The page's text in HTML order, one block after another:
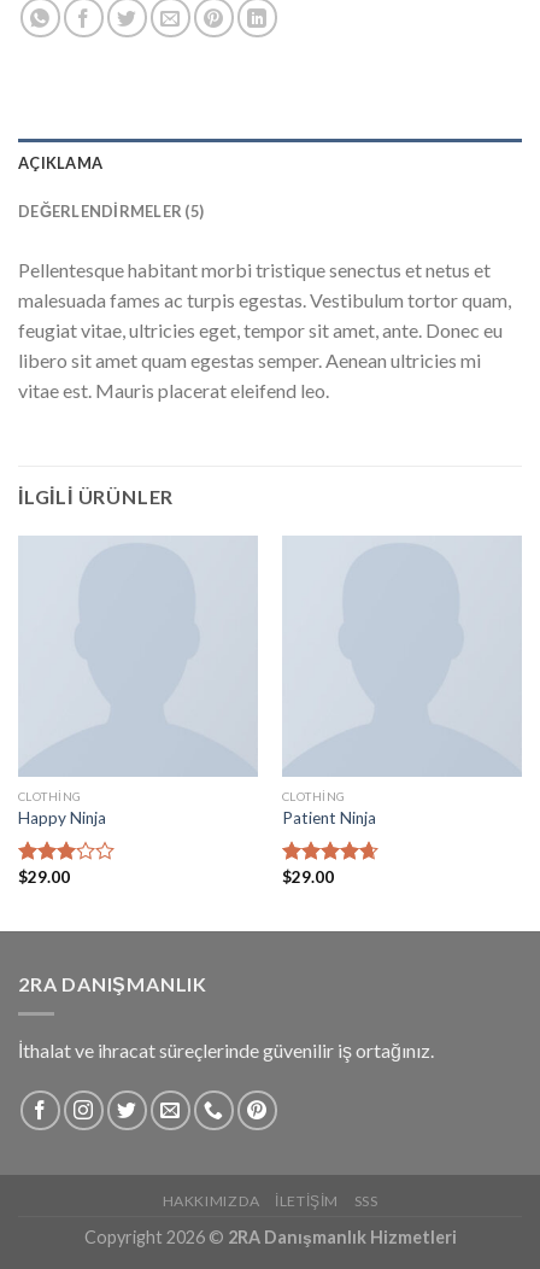
AÇIKLAMA
DEĞERLENDIRMELER (5)
Pellentesque habitant morbi tristique senectus et netus et
malesuada fames ac turpis egestas. Vestibulum tortor quam,
feugiat vitae, ultricies eget, tempor sit amet, ante. Donec eu
libero sit amet quam egestas semper. Aenean ultricies mi
vitae est. Mauris placerat eleifend leo.
İLGILI ÜRÜNLER
CLOTHING
Happy Ninja
5
oy aldı
$29.00
CLOTHING
Patient Ninja
5
aldı
$29.00
2RA DANIŞMANLIK
İthalat ve ihracat süreçlerinde güvenilir iş ortağınız.
HAKKIMIZDA İLETIŞIM SSS
Copyright 2026 © 2RA Danışmanlık Hizmetleri